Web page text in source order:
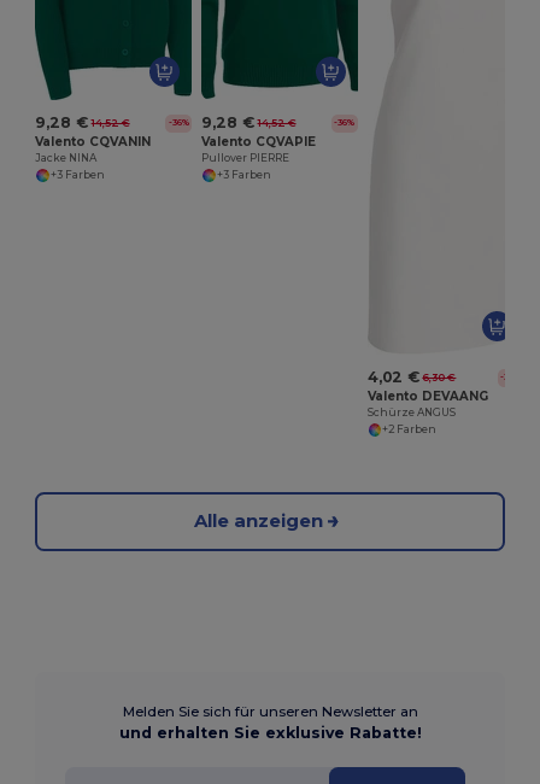
9,28 € 14,52 € -36%
Valento CQVANIN
Jacke NINA
+3 Farben
9,28 € 14,52 € -36%
Valento CQVAPIE
Pullover PIERRE
+3 Farben
4,02 € 6,30 € -36%
Valento DEVAANG
Schürze ANGUS
+2 Farben
Alle anzeigen
Melden Sie sich für unseren Newsletter an
und erhalten Sie exklusive Rabatte!